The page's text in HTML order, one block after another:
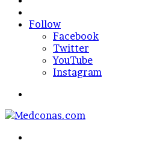
In
Follow
Facebook
Twitter
YouTube
Instagram